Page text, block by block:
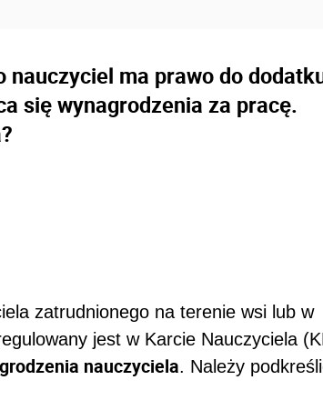
nauczyciel ma prawo do
się wynagrodzenia za pracę.
zatrudnionego na terenie wsi lub w
jest w Karcie Nauczyciela
nauczyciela. Należy